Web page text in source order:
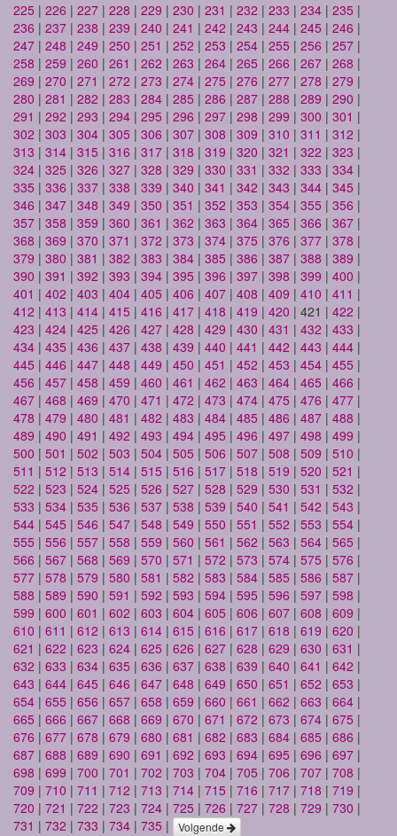
225 | 226 | 227 | 228 | 229 | 230 | 231 | 232 | 233 | 234 | 235 |
236 | 237 | 238 | 239 | 240 | 241 | 242 | 243 | 244 | 245 | 246 |
247 | 248 | 249 | 250 | 251 | 252 | 253 | 254 | 255 | 256 | 257 |
258 | 259 | 260 | 261 | 262 | 263 | 264 | 265 | 266 | 267 | 268 |
269 | 270 | 271 | 272 | 273 | 274 | 275 | 276 | 277 | 278 | 279 |
280 | 281 | 282 | 283 | 284 | 285 | 286 | 287 | 288 | 289 | 290 |
291 | 292 | 293 | 294 | 295 | 296 | 297 | 298 | 299 | 300 | 301 |
302 | 303 | 304 | 305 | 306 | 307 | 308 | 309 | 310 | 311 | 312 |
313 | 314 | 315 | 316 | 317 | 318 | 319 | 320 | 321 | 322 | 323 |
324 | 325 | 326 | 327 | 328 | 329 | 330 | 331 | 332 | 333 | 334 |
335 | 336 | 337 | 338 | 339 | 340 | 341 | 342 | 343 | 344 | 345 |
346 | 347 | 348 | 349 | 350 | 351 | 352 | 353 | 354 | 355 | 356 |
357 | 358 | 359 | 360 | 361 | 362 | 363 | 364 | 365 | 366 | 367 |
368 | 369 | 370 | 371 | 372 | 373 | 374 | 375 | 376 | 377 | 378 |
379 | 380 | 381 | 382 | 383 | 384 | 385 | 386 | 387 | 388 | 389 |
390 | 391 | 392 | 393 | 394 | 395 | 396 | 397 | 398 | 399 | 400 |
401 | 402 | 403 | 404 | 405 | 406 | 407 | 408 | 409 | 410 | 411 |
412 | 413 | 414 | 415 | 416 | 417 | 418 | 419 | 420 | 421 | 422 |
423 | 424 | 425 | 426 | 427 | 428 | 429 | 430 | 431 | 432 | 433 |
434 | 435 | 436 | 437 | 438 | 439 | 440 | 441 | 442 | 443 | 444 |
445 | 446 | 447 | 448 | 449 | 450 | 451 | 452 | 453 | 454 | 455 |
456 | 457 | 458 | 459 | 460 | 461 | 462 | 463 | 464 | 465 | 466 |
467 | 468 | 469 | 470 | 471 | 472 | 473 | 474 | 475 | 476 | 477 |
478 | 479 | 480 | 481 | 482 | 483 | 484 | 485 | 486 | 487 | 488 |
489 | 490 | 491 | 492 | 493 | 494 | 495 | 496 | 497 | 498 | 499 |
500 | 501 | 502 | 503 | 504 | 505 | 506 | 507 | 508 | 509 | 510 |
511 | 512 | 513 | 514 | 515 | 516 | 517 | 518 | 519 | 520 | 521 |
522 | 523 | 524 | 525 | 526 | 527 | 528 | 529 | 530 | 531 | 532 |
533 | 534 | 535 | 536 | 537 | 538 | 539 | 540 | 541 | 542 | 543 |
544 | 545 | 546 | 547 | 548 | 549 | 550 | 551 | 552 | 553 | 554 |
555 | 556 | 557 | 558 | 559 | 560 | 561 | 562 | 563 | 564 | 565 |
566 | 567 | 568 | 569 | 570 | 571 | 572 | 573 | 574 | 575 | 576 |
577 | 578 | 579 | 580 | 581 | 582 | 583 | 584 | 585 | 586 | 587 |
588 | 589 | 590 | 591 | 592 | 593 | 594 | 595 | 596 | 597 | 598 |
599 | 600 | 601 | 602 | 603 | 604 | 605 | 606 | 607 | 608 | 609 |
610 | 611 | 612 | 613 | 614 | 615 | 616 | 617 | 618 | 619 | 620 |
621 | 622 | 623 | 624 | 625 | 626 | 627 | 628 | 629 | 630 | 631 |
632 | 633 | 634 | 635 | 636 | 637 | 638 | 639 | 640 | 641 | 642 |
643 | 644 | 645 | 646 | 647 | 648 | 649 | 650 | 651 | 652 | 653 |
654 | 655 | 656 | 657 | 658 | 659 | 660 | 661 | 662 | 663 | 664 |
665 | 666 | 667 | 668 | 669 | 670 | 671 | 672 | 673 | 674 | 675 |
676 | 677 | 678 | 679 | 680 | 681 | 682 | 683 | 684 | 685 | 686 |
687 | 688 | 689 | 690 | 691 | 692 | 693 | 694 | 695 | 696 | 697 |
698 | 699 | 700 | 701 | 702 | 703 | 704 | 705 | 706 | 707 | 708 |
709 | 710 | 711 | 712 | 713 | 714 | 715 | 716 | 717 | 718 | 719 |
720 | 721 | 722 | 723 | 724 | 725 | 726 | 727 | 728 | 729 | 730 |
731 | 732 | 733 | 734 | 735 | Volgende